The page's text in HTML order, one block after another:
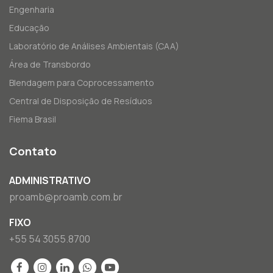
Engenharia
Educação
Laboratório de Análises Ambientais (CAA)
Área de Transbordo
Blendagem para Coprocessamento
Central de Disposição de Resíduos
Fiema Brasil
Contato
ADMINISTRATIVO
proamb@proamb.com.br
FIXO
+55 54 3055.8700